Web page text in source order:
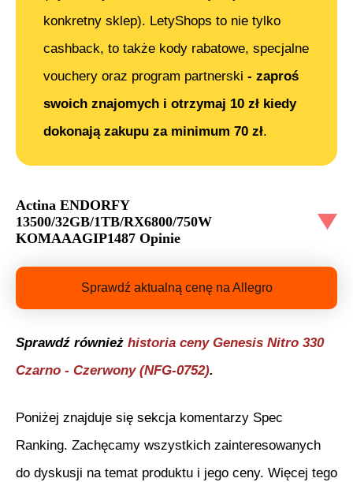
konkretny sklep). LetyShops to nie tylko
cashback, to także kody rabatowe, specjalne
vouchery oraz program partnerski - zaproś
swoich znajomych i otrzymaj 10 zł kiedy
dokonają zakupu za minimum 70 zł.
Actina ENDORFY
13500/32GB/1TB/RX6800/750W
KOMAAAGIP1487 Opinie
Sprawdź aktualną cenę na Allegro
Sprawdź również historia ceny Genesis Nitro 330
Czarno - Czerwony (NFG-0752).
Poniżej znajduje się sekcja komentarzy Spec
Ranking. Zachęcamy wszystkich zainteresowanych
do dyskusji na temat produktu i jego ceny. Więcej tego